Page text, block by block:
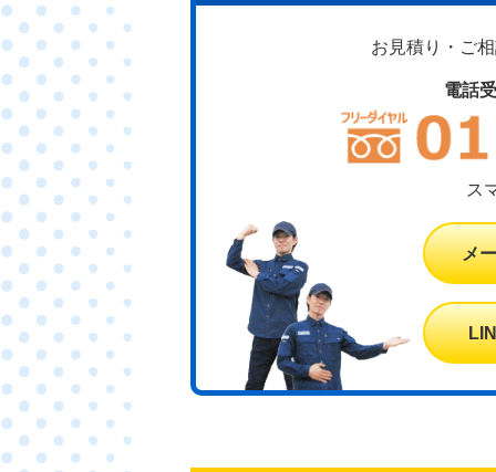
お見積り・ご
電話
ス
メ